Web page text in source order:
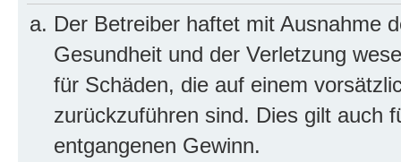
Der Betreiber haftet mit Ausnahme
Gesundheit und der Verletzung
für Schäden, die auf einem
zurückzuführen sind. Dies gilt auch
entgangenen Gewinn.